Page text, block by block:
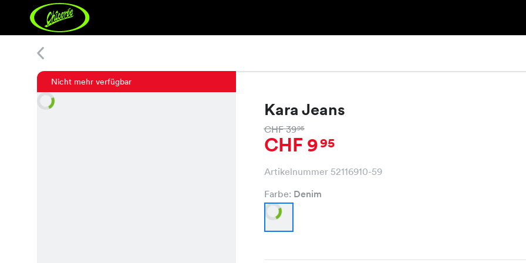
Nicht mehr verfügbar
Kara Jeans
CHF 3995
CHF 995
Artikelnummer 52116910-59
Farbe: Denim